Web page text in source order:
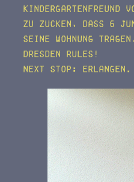
Kindergartenfreund
zu zucken, dass 6
seine Wohnung
Dresden rules!
Next Stop: Erlangen.